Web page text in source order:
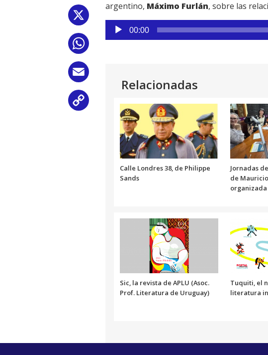
argentino, Máximo Furlán, sobre las
Reproductor
de
00:00
Relacionadas
Calle Londres 38, de Philippe
Sands
Jornadas
de
organizada
Sic, la revista de APLU (Asoc.
Prof. Literatura de Uruguay)
Tuquiti, el
literatura